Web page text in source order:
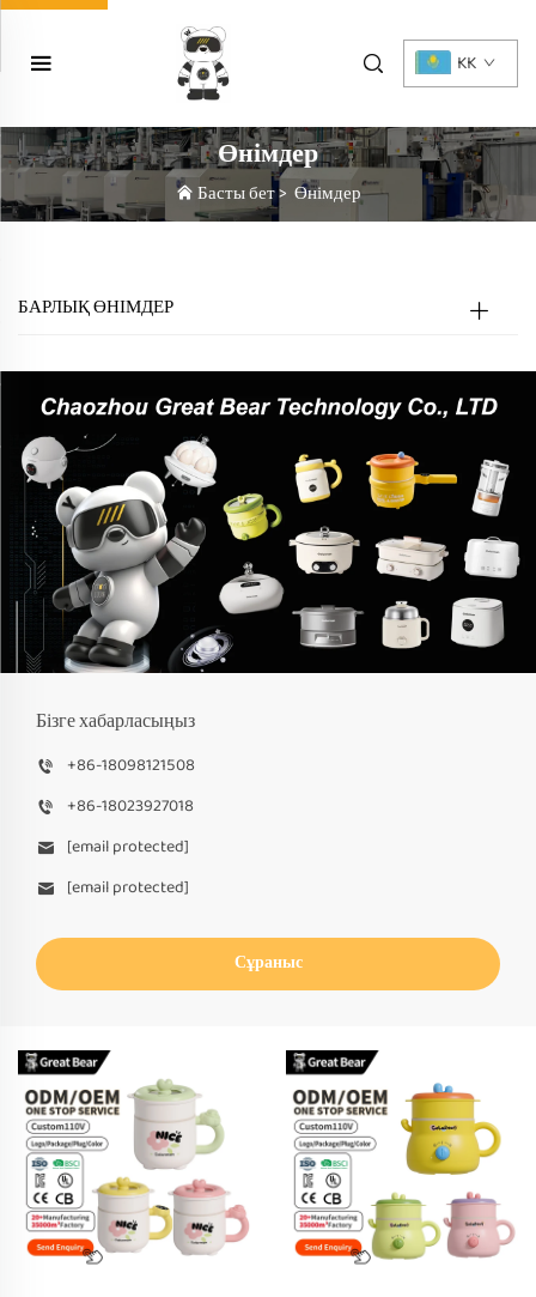
KK
Өнімдер
Басты бет> Өнімдер
БАРЛЫҚ ӨНІМДЕР
Бізге хабарласыңыз
+86-18098121508
+86-18023927018
[email protected]
[email protected]
Сұраныс